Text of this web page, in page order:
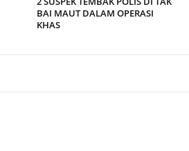
BAI MAUT DALAM OPERASI
KHAS